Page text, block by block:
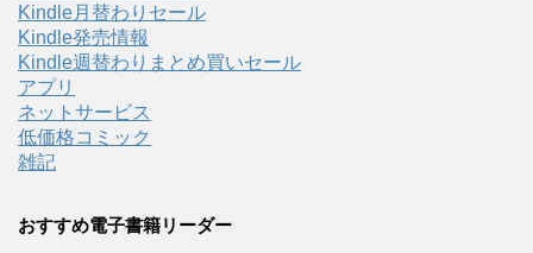
Kindle月替わりセール
Kindle発売情報
Kindle週替わりまとめ買いセール
アプリ
ネットサービス
低価格コミック
雑記
おすすめ電子書籍リーダー